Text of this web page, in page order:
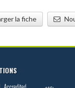
la fiche